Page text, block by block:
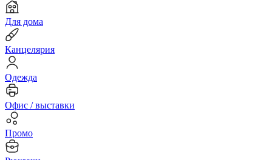
Для дома
Канцелярия
Одежда
Офис / выставки
Промо